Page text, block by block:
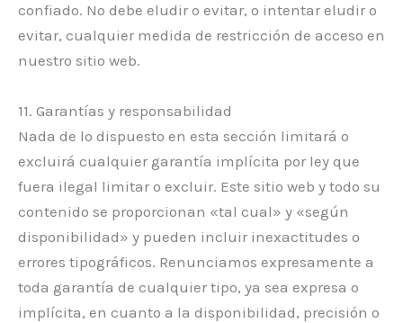
confiado. No debe eludir o evitar, o intentar eludir o
evitar, cualquier medida de restricción de acceso en
nuestro sitio web.
11. Garantías y responsabilidad
Nada de lo dispuesto en esta sección limitará o
excluirá cualquier garantía implícita por ley que
fuera ilegal limitar o excluir. Este sitio web y todo su
contenido se proporcionan «tal cual» y «según
disponibilidad» y pueden incluir inexactitudes o
errores tipográficos. Renunciamos expresamente a
toda garantía de cualquier tipo, ya sea expresa o
implícita, en cuanto a la disponibilidad, precisión o